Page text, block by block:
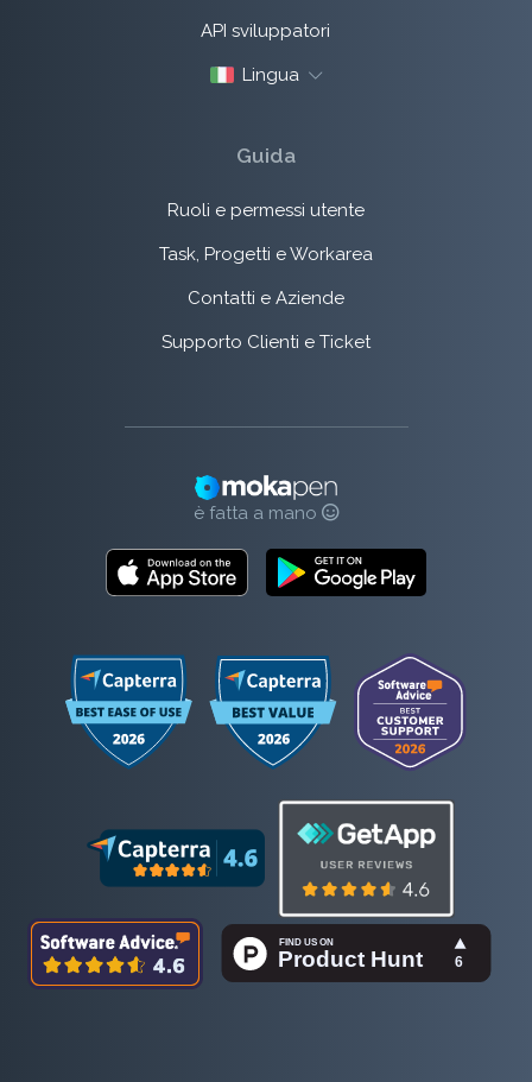
API sviluppatori
Lingua
Guida
Ruoli e permessi utente
Task, Progetti e Workarea
Contatti e Aziende
Supporto Clienti e Ticket
è fatta a mano